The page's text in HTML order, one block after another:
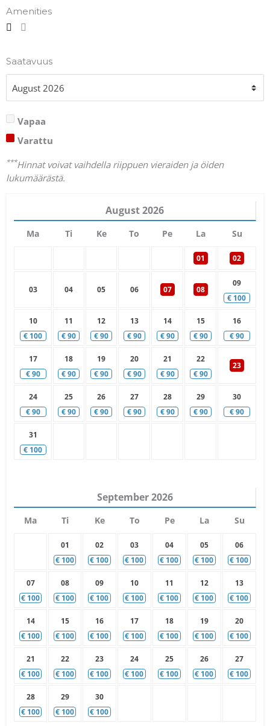
Amenities
Saatavuus
Vapaa
Varattu
***Hinnat voivat vaihdella riippuen vieraiden ja öiden
lukumäärästä.
August2026
Ma Ti Ke To Pe La Su
01 02
03 04 05 06 07 08
09
€ 100
10
€ 100
11
€90
12
€90
13
€ 90
14
€ 90
15
€ 90
16
€90
17
€ 90
18
€90
19
€90
20
€ 90
21
€ 90
22
€ 90
23
24
€ 90
25
€90
26
€90
27
€ 90
28
€ 90
29
€ 90
30
€90
31
€ 100
September 2026
Ma Ti Ke To Pe La Su
01
€ 100
02
€ 100
03
€ 100
04
€ 100
05
€ 100
06
€ 100
07
€ 100
08
€ 100
09
€ 100
10
€ 100
11
€ 100
12
€ 100
13
€ 100
14
€ 100
15
€ 100
16
€ 100
17
€ 100
18
€ 100
19
€ 100
20
€ 100
21
€ 100
22
€ 100
23
€ 100
24
€ 100
25
€ 100
26
€ 100
27
€ 100
28
€ 100
29
€ 100
30
€ 100